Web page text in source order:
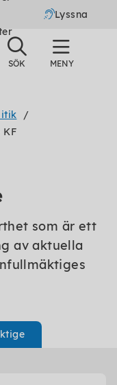
Lyssna
KF
som är ett
av aktuella